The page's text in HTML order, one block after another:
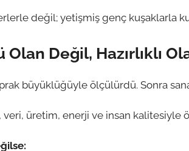
değil; yetişmiş genç kuşaklarla
Değil, Hazırlıklı
büyüklüğüyle ölçülürdü. Sonra
üretim, enerji ve insan kalitesiyle